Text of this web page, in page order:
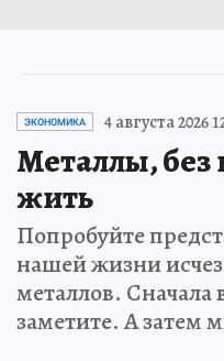
ЭКОНОМИКА 4 августа 2026
Металлы, без
жить
Попробуйте
нашей жизни
металлов. Сначала
заметите. А затем